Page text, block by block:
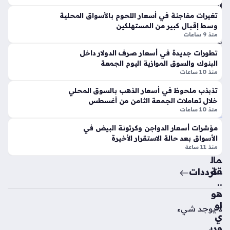
في
ترك
يا
بع
د
ان
ض
مه
إل
ى
ص
فو
ف
طر
ابز
ون
سب
ور
منذ
الج
مع
ة
منذ
سا
ت
ص
راع
الع
مال
قة
..
هو
او
ي
وري
تغيرات مفاجئة في أسعار اللحوم بالأسواق المحلية
وسط إقبال كبير من المستهلكين
منذ 9 ساعات
تطورات جديدة في أسعار صرف الدولار داخل
البنوك والسوق الموازية اليوم الجمعة
منذ 10 ساعات
تذبذب ملحوظ في أسعار الذهب بالسوق المحلي
خلال تعاملات الجمعة الثامن من أغسطس
منذ 10 ساعات
مؤشرات أسعار الدواجن وكرتونة البيض في
الأسواق بعد حالة الاستقرار الأخيرة
منذ 11 ساعة
ترددات
لا يوجد شيء